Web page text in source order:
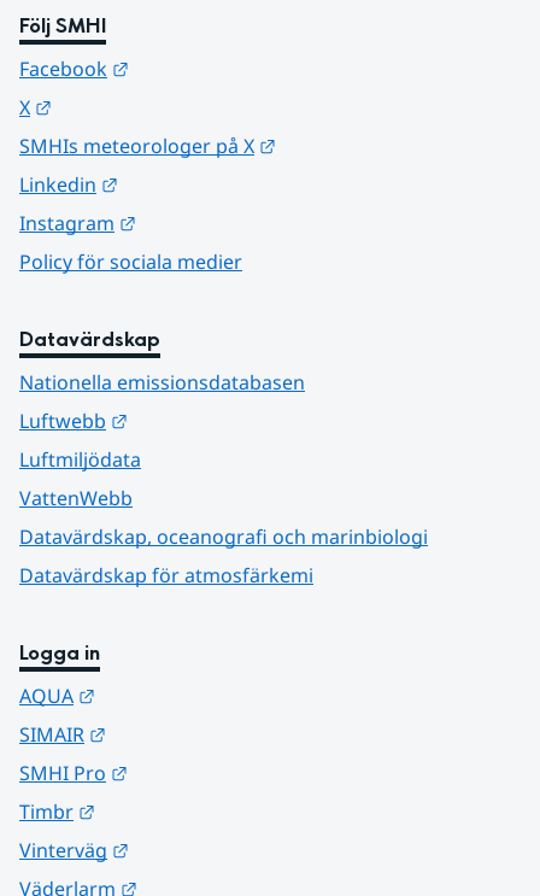
Följ SMHI
Facebook
X
SMHIs meteorologer på X
Linkedin
Instagram
Policy för sociala medier
Datavärdskap
Nationella emissionsdatabasen
Luftwebb
Luftmiljödata
VattenWebb
Datavärdskap, oceanografi och marinbiologi
Datavärdskap för atmosfärkemi
Logga in
AQUA
SIMAIR
SMHI Pro
Timbr
Vinterväg
Väderlarm